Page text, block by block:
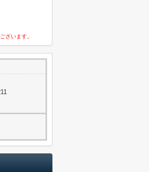
ざいます。